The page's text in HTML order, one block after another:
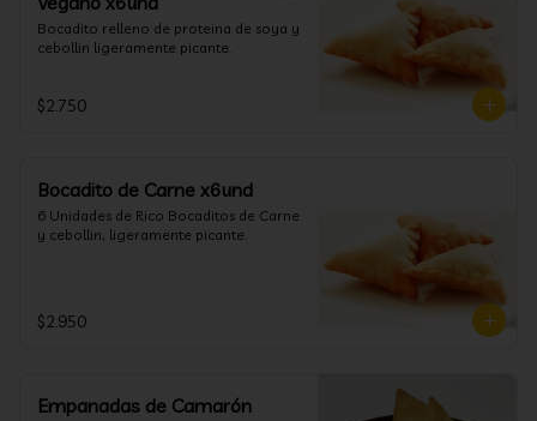
Bocadito relleno de proteina de soya y
cebollin ligeramente picante.
$2.750
Bocadito de Carne x6und
6 Unidades de Rico Bocaditos de Carne
y cebollin, ligeramente picante.
$2.950
Empanadas de Camarón